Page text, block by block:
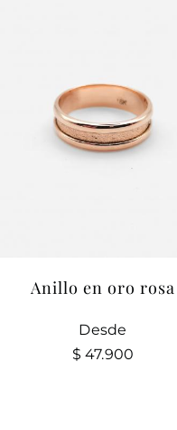
Anillo en oro rosa
Desde
$ 47.900